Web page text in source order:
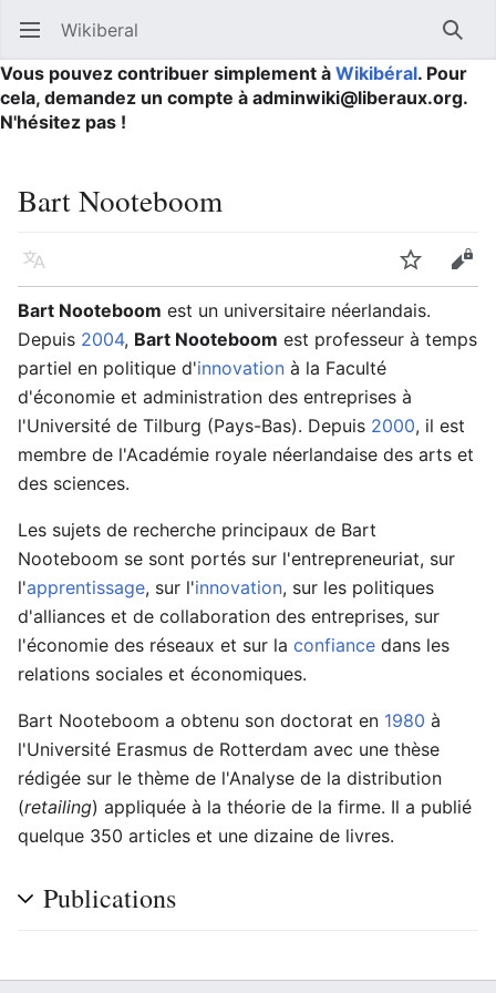
Ouvrir le menu principal Wikiberal
Vous pouvez contribuer simplement à Wikibéral. Pour
cela, demandez un compte à adminwiki@liberaux.org.
N'hésitez pas !
Bart Nooteboom
Langue Suivre
Bart Nooteboom est un universitaire néerlandais.
Depuis 2004, Bart Nooteboom est professeur à temps
partiel en politique d'innovation à la Faculté
d'économie et administration des entreprises à
l'Université de Tilburg (Pays-Bas). Depuis 2000, il est
membre de l'Académie royale néerlandaise des arts et
des sciences.
Les sujets de recherche principaux de Bart
Nooteboom se sont portés sur l'entrepreneuriat, sur
l'apprentissage, sur l'innovation, sur les politiques
d'alliances et de collaboration des entreprises, sur
l'économie des réseaux et sur la confiance dans les
relations sociales et économiques.
Bart Nooteboom a obtenu son doctorat en 1980 à
l'Université Erasmus de Rotterdam avec une thèse
rédigée sur le thème de l'Analyse de la distribution
(retailing) appliquée à la théorie de la firme. Il a publié
quelque 350 articles et une dizaine de livres.
Publications